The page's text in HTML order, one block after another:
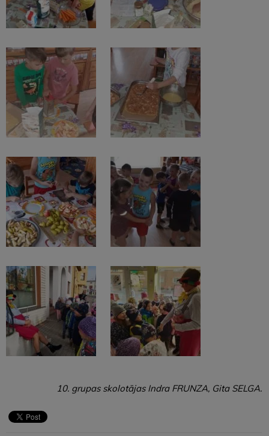
10. grupas skolotājas Indra FRUNZA, Gita SELGA.